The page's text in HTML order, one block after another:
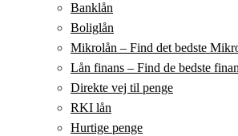
Banklån
Boliglån
Mikrolån – Find det bedste
Lån finans – Find de bedste
Direkte vej til penge
RKI lån
Hurtige penge